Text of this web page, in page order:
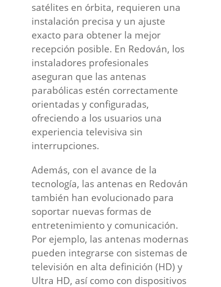
satélites en órbita, requieren una
instalación precisa y un ajuste
exacto para obtener la mejor
recepción posible. En Redován, los
instaladores profesionales
aseguran que las antenas
parabólicas estén correctamente
orientadas y configuradas,
ofreciendo a los usuarios una
experiencia televisiva sin
interrupciones.
Además, con el avance de la
tecnología, las antenas en Redován
también han evolucionado para
soportar nuevas formas de
entretenimiento y comunicación.
Por ejemplo, las antenas modernas
pueden integrarse con sistemas de
televisión en alta definición (HD) y
Ultra HD, así como con dispositivos